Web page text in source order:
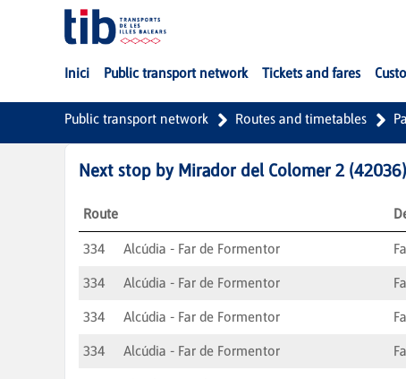
Skip to Main Content
Inici Public transport network Tickets and fares
Public transport network Routes and timetables
Next stop by Mirador del Colomer 2 (42036)
Route
334 Alcúdia - Far de Formentor
334
Alcúdia - Far de Formentor
334
Alcúdia - Far de Formentor
334
Alcúdia - Far de Formentor